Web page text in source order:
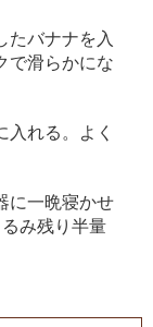
たバナナを入
で滑らかにな
入れる。よく
に一晩寝かせ
み残り半量